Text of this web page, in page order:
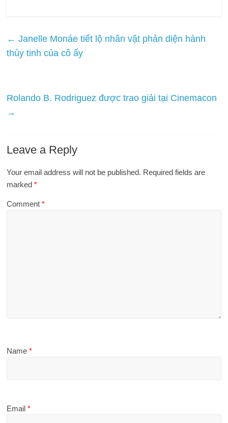
← Janelle Monáe tiết lộ nhân vật phản diện hành
thủy tinh của cô ấy
Rolando B. Rodriguez được trao giải tại Cinemacon
→
Leave a Reply
Your email address will not be published. Required fields are
marked*
Comment*
Name*
Email*